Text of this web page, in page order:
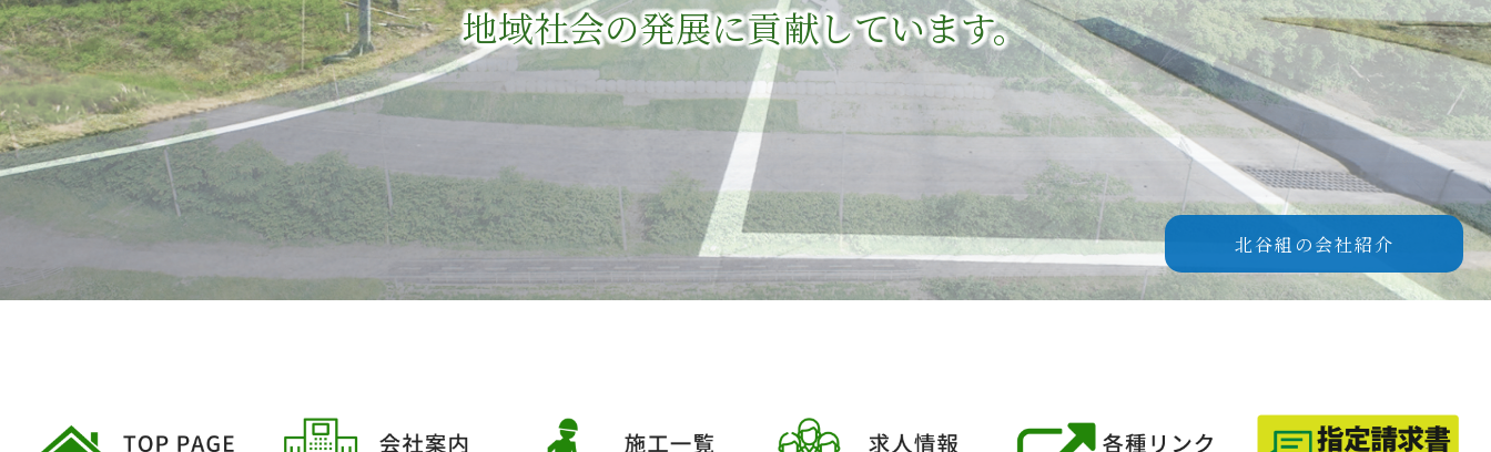
北谷組の会社紹介
地域社会の発展に貢献しています。